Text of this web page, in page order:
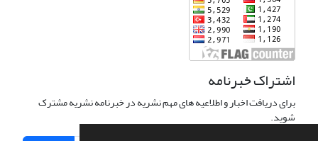
اشتراک خبرنامه
برای دریافت اخبار و اطلاعیه های مهم نشریه در خبرنامه نشریه مشترک
شوید.